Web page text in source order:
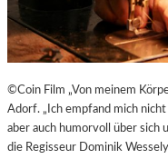
©Coin Film „Von meinem
Adorf. „Ich empfand mich
aber auch humorvoll über sich
die Regisseur Dominik